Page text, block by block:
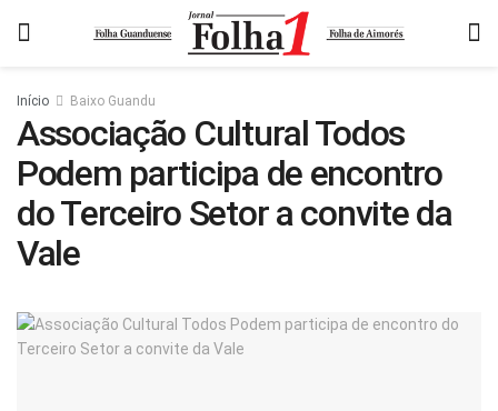
Início Baixo Guandu
Associação Cultural Todos
Podem participa de encontro
do Terceiro Setor a convite da
Vale